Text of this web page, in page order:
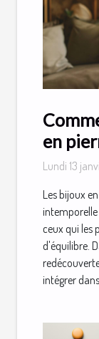
en
votre
Lundi 13
Les bijoux
ceux qui les
d'équilibre.
intégrer